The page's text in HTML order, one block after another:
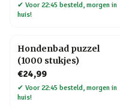
✔ Voor 22:45 besteld, morgen in
huis!
Hondenbad puzzel
(1000 stukjes)
€24,99
✔ Voor 22:45 besteld, morgen in
huis!